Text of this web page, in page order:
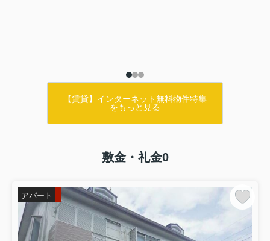
【賃貸】インターネット無料物件特集
をもっと見る
敷金・礼金0
アパート